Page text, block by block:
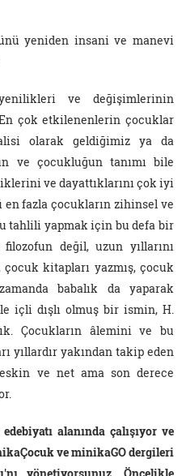
yeniden insani ve manevi
ve değişimlerinin
çok etkilenenlerin çocuklar
olarak geldiğimiz ya da
ve çocukluğun tanımı bile
ve dayattıklarını çok iyi
fazla çocukların zihinsel ve
tahlili yapmak için bu defa bir
değil, uzun yıllarını
çocuk kitapları yazmış, çocuk
babalık da yaparak
içli dışlı olmuş bir ismin, H.
Çocukların âlemini ve bu
yıllardır yakından takip eden
ve net ama son derece
alanında çalışıyor ve
ve minikaGO dergileri